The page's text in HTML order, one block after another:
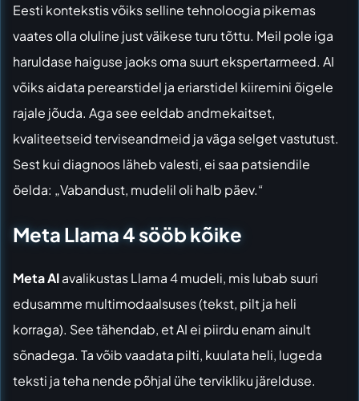
Eesti kontekstis võiks selline tehnoloogia pikemas
vaates olla oluline just väikese turu tõttu. Meil pole iga
haruldase haiguse jaoks oma suurt ekspertarmeed. AI
võiks aidata perearstidel ja eriarstidel kiiremini õigele
rajale jõuda. Aga see eeldab andmekaitset,
kvaliteetseid terviseandmeid ja väga selget vastutust.
Sest kui diagnoos läheb valesti, ei saa patsiendile
öelda: „Vabandust, mudelil oli halb päev.“
Meta Llama 4 sööb kõike
Meta AIavalikustas Llama 4 mudeli, mis lubab suuri
edusamme multimodaalsuses (tekst, pilt ja heli
korraga). See tähendab, et AI ei piirdu enam ainult
sõnadega. Ta võib vaadata pilti, kuulata heli, lugeda
teksti ja teha nende põhjal ühe tervikliku järelduse.